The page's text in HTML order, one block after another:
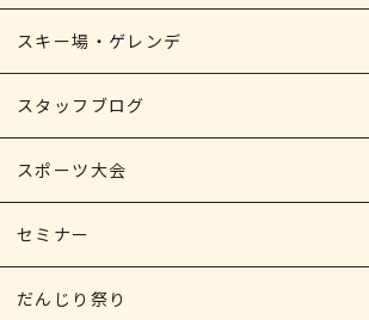
スキー場・ゲレンデ
スタッフブログ
スポーツ大会
セミナー
だんじり祭り